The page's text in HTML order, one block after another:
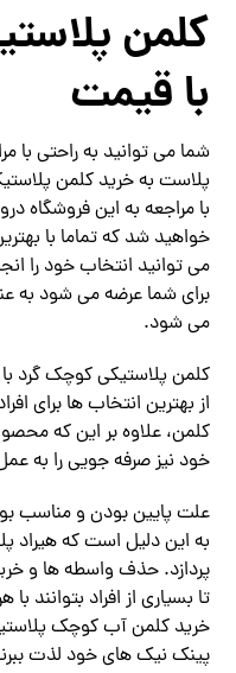
کلمن
با قیمت
شما می توانید به راحتی با
پلاست به خرید کلمن
با مراجعه به این فروشگاه
خواهید شد که تماما با
می توانید انتخاب خود را
برای شما عرضه می شود به
می شود.
کلمن پلاستیکی کوچک گرد
از بهترین انتخاب ها برای
کلمن، علاوه بر این که
خود نیز صرفه جویی را به
علت پایین بودن و مناسب
به این دلیل است که
پردازد. حذف واسطه ها و
تا بسیاری از افراد بتوانند
خرید کلمن آب کوچک
پینک نیک های خود لذت